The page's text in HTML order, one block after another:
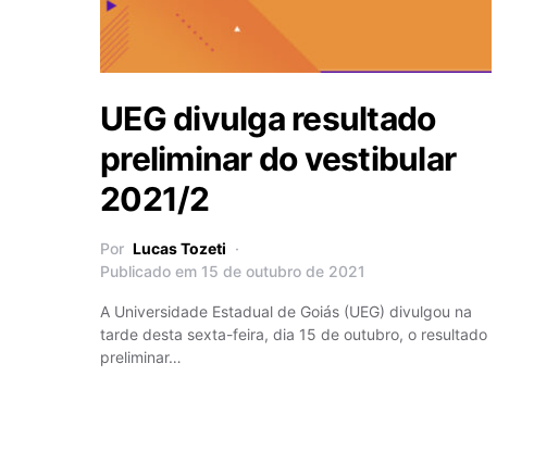
UEG divulga resultado
preliminar do vestibular
2021/2
Por Lucas Tozeti
Publicado em 15 de outubro de 2021
A Universidade Estadual de Goiás (UEG) divulgou na
tarde desta sexta-feira, dia 15 de outubro, o resultado
preliminar…